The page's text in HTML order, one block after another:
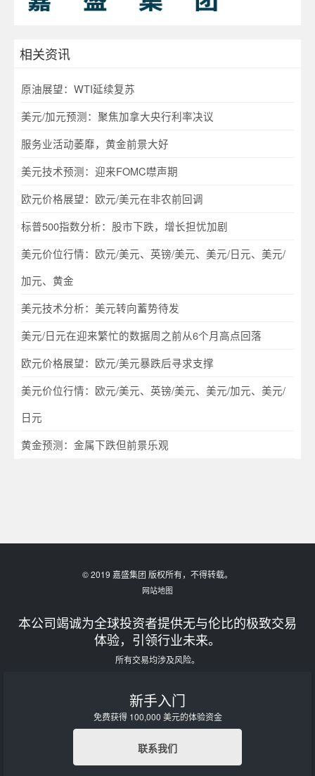
相关资讯
原油展望：WTI延续复苏
美元/加元预测：聚焦加拿大央行利率决议
服务业活动萎靡，黄金前景大好
美元技术预测：迎来FOMC噤声期
欧元价格展望：欧元/美元在非农前回调
标普500指数分析：股市下跌，增长担忧加剧
美元价位行情：欧元/美元、英镑/美元、美元/日元、美元/
加元、黄金
美元技术分析：美元转向蓄势待发
美元/日元在迎来繁忙的数据周之前从6个月高点回落
欧元价格展望：欧元/美元暴跌后寻求支撑
美元价位行情：欧元/美元、英镑/美元、美元/加元、美元/
日元
黄金预测：金属下跌但前景乐观
© 2019 嘉盛集团 版权所有，不得转载。
网站地图
本公司竭诚为全球投资者提供无与伦比的极致交易
体验，引领行业未来。
所有交易均涉及风险。
新手入门
免费获得 100,000 美元的体验资金
联系我们